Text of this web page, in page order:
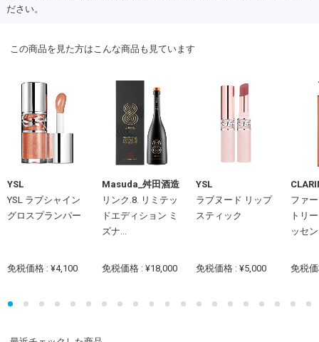
ださい。
この商品を見た方はこんな商品も見ています
YSL
YSL ラブシャイン
グロスプランパー
免税価格 : ¥4,100
Masuda_舛田酒造
リンク.8. リミテッ
ドエディション ミ
ズナ...
免税価格 : ¥18,000
YSL
ラブヌード リップ
スティック
免税価格 : ¥5,000
ファ
トリ
ッセン
免税